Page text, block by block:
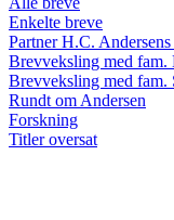
Enkelte breve
Partner H.C.
Brevveksling med fam.
Brevveksling med fam.
Rundt om Andersen
Forskning
Titler oversat